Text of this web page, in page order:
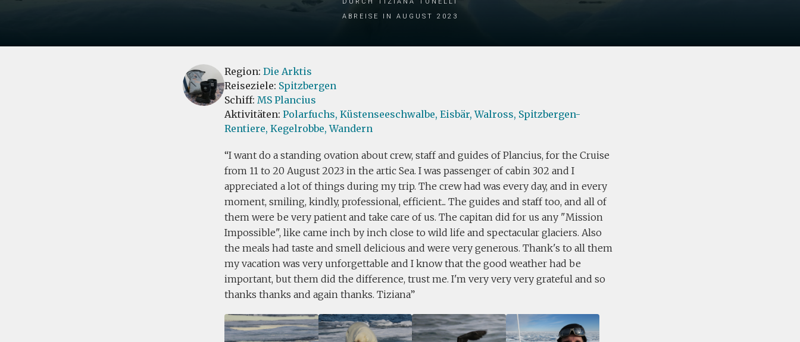
Abreise in August 2023
Region: Die Arktis
Reiseziele: Spitzbergen
Schiff: MS Plancius
Aktivitäten: Polarfuchs, Küstenseeschwalbe, Eisbär, Walross, Spitzbergen-
Rentiere, Kegelrobbe, Wandern
I want do a standing ovation about crew, staff and guides of Plancius, for the Cruise
from 11 to 20 August 2023 in the artic Sea. I was passenger of cabin 302 and I
appreciated a lot of things during my trip. The crew had was every day, and in every
moment, smiling, kindly, professional, efficient... The guides and staff too, and all of
them were be very patient and take care of us. The capitan did for us any "Mission
Impossible", like came inch by inch close to wild life and spectacular glaciers. Also
the meals had taste and smell delicious and were very generous. Thank's to all them
my vacation was very unforgettable and I know that the good weather had be
important, but them did the difference, trust me. I'm very very very grateful and so
thanks thanks and again thanks. Tiziana